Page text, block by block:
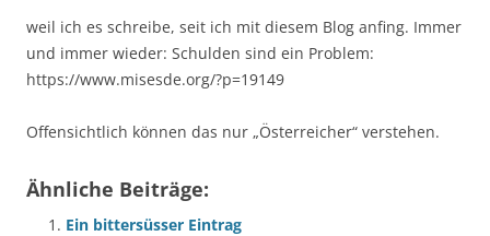
weil ich es schreibe, seit ich mit diesem Blog anfing. Immer
und immer wieder: Schulden sind ein Problem:
https://www.misesde.org/?p=19149
Offensichtlich können das nur „Österreicher“ verstehen.
Ähnliche Beiträge:
Ein bittersüsser Eintrag